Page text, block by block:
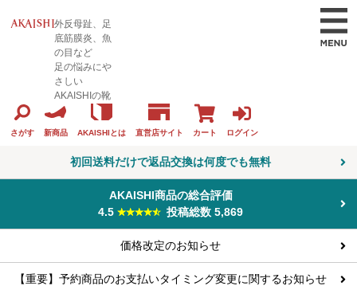
外反母趾、足
底筋膜炎、魚
の目など
足の悩みにや
さしい
AKAISHIの靴
さがす 新商品 AKAISHIとは 直営店サイト カート ログイン
初回送料だけで返品交換は何度でも無料
AKAISHI商品の総合評価
4.5
投稿総数 5,869
価格改定のお知らせ
【重要】予約商品のお支払いタイミング変更に関するお知らせ